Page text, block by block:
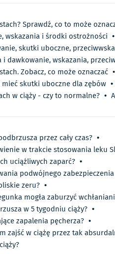
Sprawdź, co to może
wskazania i środki ostrożności •
skutki uboczne,
i dawkowanie, wskazania,
Zobacz, co może oznaczać •
mieć skutki uboczne dla zębów •
w ciąży - czy to normalne? •
przez cały czas? •
w trakcie stosowania leku
uciążliwych zaparć? •
podwójnego
zeru? •
mogła zaburzyć
w 5 tygodniu ciąży? •
zapalenia pęcherza? •
zajść w ciążę przez tak